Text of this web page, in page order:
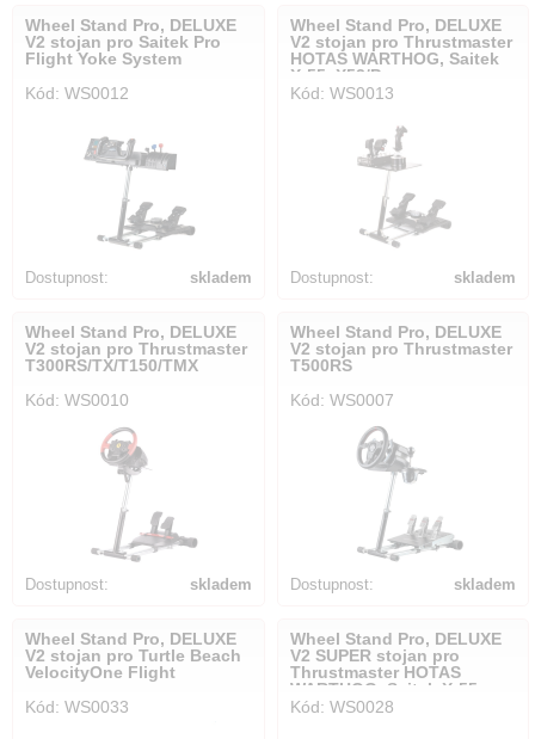
Wheel Stand Pro, DELUXE
V2 stojan pro Saitek Pro
Flight Yoke System
Kód: WS0012
Dostupnost: skladem
Wheel Stand Pro, DELUXE
V2 stojan pro Thrustmaster
HOTAS WARTHOG, Saitek
X-55, X52/Pro
Kód: WS0013
Dostupnost: skladem
Wheel Stand Pro, DELUXE
V2 stojan pro Thrustmaster
T300RS/TX/T150/TMX
Kód: WS0010
Dostupnost: skladem
Wheel Stand Pro, DELUXE
V2 stojan pro Thrustmaster
T500RS
Kód: WS0007
Dostupnost: skladem
Wheel Stand Pro, DELUXE
V2 stojan pro Turtle Beach
VelocityOne Flight
Kód: WS0033
Wheel Stand Pro, DELUXE
V2 SUPER stojan pro
Thrustmaster HOTAS
WARTHOG, Saitek X-55,
X52/Pro, X65
Kód: WS0028